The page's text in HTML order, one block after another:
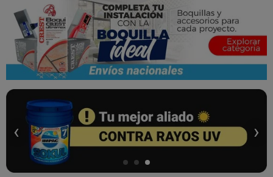
‹ ›